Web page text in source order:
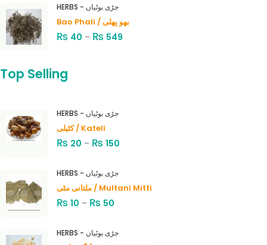
HERBS - جڑی بوٹیاں
Bao Phali / بھو پھلی
₨ 40 – ₨ 549
Top Selling
HERBS - جڑی بوٹیاں
کٹیلی / Kateli
₨ 20 – ₨ 150
HERBS - جڑی بوٹیاں
ملتانی مٹی / Multani Mitti
₨ 10 – ₨ 50
HERBS - جڑی بوٹیاں